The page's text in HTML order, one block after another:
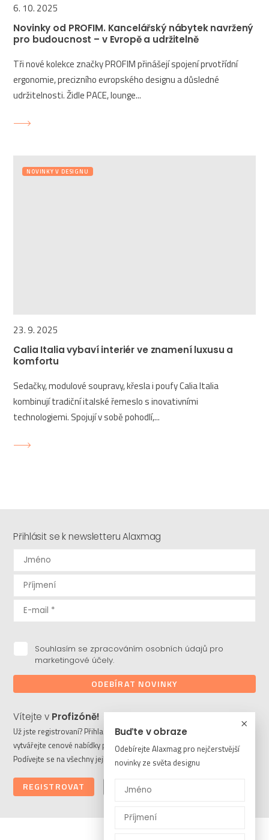
6. 10. 2025
Novinky od PROFIM. Kancelářský nábytek navržený
pro budoucnost – v Evropě a udržitelně
Tři nové kolekce značky PROFIM přinášejí spojení prvotřídní
ergonomie, precizního evropského designu a důsledné
udržitelnosti. Židle PACE, lounge...
NOVINKY V DESIGNU
23. 9. 2025
Calia Italia vybaví interiér ve znamení luxusu a
komfortu
Sedačky, modulové soupravy, křesla i poufy Calia Italia
kombinují tradiční italské řemeslo s inovativními
technologiemi. Spojují v sobě pohodlí,...
Buďte v obraze
Odebírejte Alaxmag pro nejčerstvější
novinky ze světa designu
Přihlásit se k newsletteru Alaxmag
Souhlasím se zpracováním osobních údajů pro
marketingové účely.
ODEBÍRAT NOVINKY
Vítejte v Profizóně!
Už jste registrovaní? Přihlaste se a stahujte potřebné soubory či
vytvářejte cenové nabídky pro vaše klienty. Ještě nejste členem?
Podívejte se na všechny její výhody a registrujte se ještě dnes.
REGISTROVAT PŘIHLÁSIT